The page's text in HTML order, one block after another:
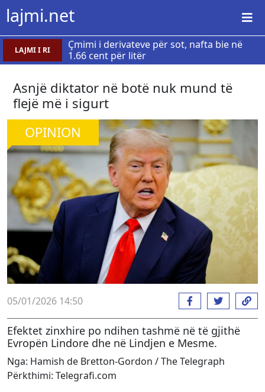
lajmi.net
LAJMI I RI
Çmimi i derivateve për sot, nafta bie në
1.66 cent për litër
Asnjë diktator në botë nuk mund të
flejë më i sigurt
OPINION
05/01/2026 14:50
Efektet zinxhire po ndihen tashmë në të gjithë
Evropën Lindore dhe në Lindjen e Mesme.
Nga: Hamish de Bretton-Gordon / The Telegraph
Përkthimi: Telegrafi.com